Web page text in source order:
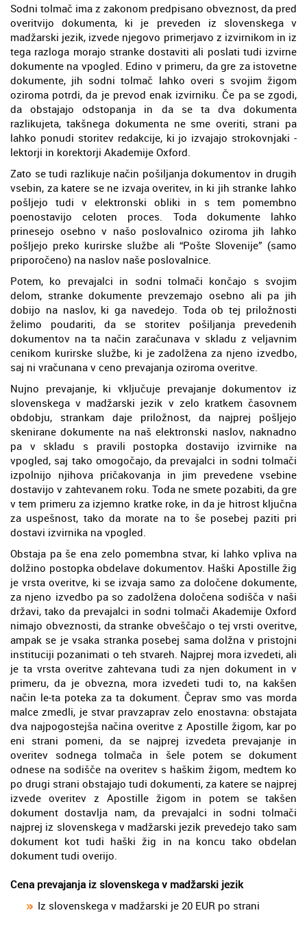
Sodni tolmač ima z zakonom predpisano obveznost, da pred
overitvijo dokumenta, ki je preveden iz slovenskega v
madžarski jezik, izvede njegovo primerjavo z izvirnikom in iz
tega razloga morajo stranke dostaviti ali poslati tudi izvirne
dokumente na vpogled. Edino v primeru, da gre za istovetne
dokumente, jih sodni tolmač lahko overi s svojim žigom
oziroma potrdi, da je prevod enak izvirniku. Če pa se zgodi,
da obstajajo odstopanja in da se ta dva dokumenta
razlikujeta, takšnega dokumenta ne sme overiti, strani pa
lahko ponudi storitev redakcije, ki jo izvajajo strokovnjaki -
lektorji in korektorji Akademije Oxford.
Zato se tudi razlikuje način pošiljanja dokumentov in drugih
vsebin, za katere se ne izvaja overitev, in ki jih stranke lahko
pošljejo tudi v elektronski obliki in s tem pomembno
poenostavijo celoten proces. Toda dokumente lahko
prinesejo osebno v našo poslovalnico oziroma jih lahko
pošljejo preko kurirske službe ali “Pošte Slovenije” (samo
priporočeno) na naslov naše poslovalnice.
Potem, ko prevajalci in sodni tolmači končajo s svojim
delom, stranke dokumente prevzemajo osebno ali pa jih
dobijo na naslov, ki ga navedejo. Toda ob tej priložnosti
želimo poudariti, da se storitev pošiljanja prevedenih
dokumentov na ta način zaračunava v skladu z veljavnim
cenikom kurirske službe, ki je zadolžena za njeno izvedbo,
saj ni vračunana v ceno prevajanja oziroma overitve.
Nujno prevajanje, ki vključuje prevajanje dokumentov iz
slovenskega v madžarski jezik v zelo kratkem časovnem
obdobju, strankam daje priložnost, da najprej pošljejo
skenirane dokumente na naš elektronski naslov, naknadno
pa v skladu s pravili postopka dostavijo izvirnike na
vpogled, saj tako omogočajo, da prevajalci in sodni tolmači
izpolnijo njihova pričakovanja in jim prevedene vsebine
dostavijo v zahtevanem roku. Toda ne smete pozabiti, da gre
v tem primeru za izjemno kratke roke, in da je hitrost ključna
za uspešnost, tako da morate na to še posebej paziti pri
dostavi izvirnika na vpogled.
Obstaja pa še ena zelo pomembna stvar, ki lahko vpliva na
dolžino postopka obdelave dokumentov. Haški Apostille žig
je vrsta overitve, ki se izvaja samo za določene dokumente,
za njeno izvedbo pa so zadolžena določena sodišča v naši
državi, tako da prevajalci in sodni tolmači Akademije Oxford
nimajo obveznosti, da stranke obveščajo o tej vrsti overitve,
ampak se je vsaka stranka posebej sama dolžna v pristojni
instituciji pozanimati o teh stvareh. Najprej mora izvedeti, ali
je ta vrsta overitve zahtevana tudi za njen dokument in v
primeru, da je obvezna, mora izvedeti tudi to, na kakšen
način le-ta poteka za ta dokument. Čeprav smo vas morda
malce zmedli, je stvar pravzaprav zelo enostavna: obstajata
dva najpogostejša načina overitve z Apostille žigom, kar po
eni strani pomeni, da se najprej izvedeta prevajanje in
overitev sodnega tolmača in šele potem se dokument
odnese na sodišče na overitev s haškim žigom, medtem ko
po drugi strani obstajajo tudi dokumenti, za katere se najprej
izvede overitev z Apostille žigom in potem se takšen
dokument dostavlja nam, da prevajalci in sodni tolmači
najprej iz slovenskega v madžarski jezik prevedejo tako sam
dokument kot tudi haški žig in na koncu tako obdelan
dokument tudi overijo.
Cena prevajanja iz slovenskega v madžarski jezik
Iz slovenskega v madžarski je 20 EUR po strani